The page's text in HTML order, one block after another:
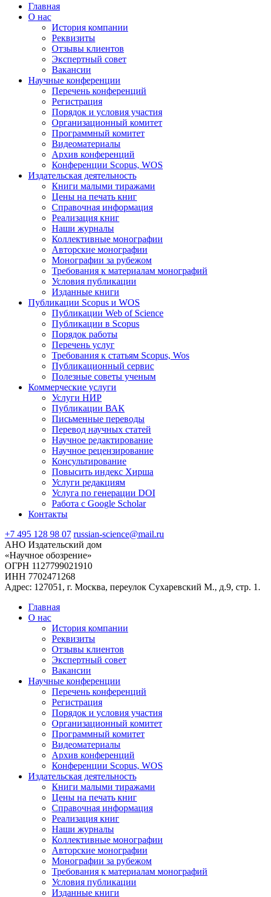
Главная
О нас
История компании
Реквизиты
Отзывы клиентов
Экспертный совет
Вакансии
Научные конференции
Перечень конференций
Регистрация
Порядок и условия участия
Организационный комитет
Программный комитет
Видеоматериалы
Архив конференций
Конференции Scopus, WOS
Издательская деятельность
Книги малыми тиражами
Цены на печать книг
Справочная информация
Реализация книг
Наши журналы
Коллективные монографии
Авторские монографии
Монографии за рубежом
Требования к материалам монографий
Условия публикации
Изданные книги
Публикации Scopus и WOS
Публикации Web of Science
Публикации в Scopus
Порядок работы
Перечень услуг
Требования к статьям Scopus, Wos
Публикационный сервис
Полезные советы ученым
Коммерческие услуги
Услуги НИР
Публикации ВАК
Письменные переводы
Перевод научных статей
Научное редактирование
Научное рецензирование
Консультирование
Повысить индекс Хирша
Услуги редакциям
Услуга по генерации DOI
Работа с Google Scholar
Контакты
+7 495 128 98 07 russian-science@mail.ru
АНО Издательский дом
«Научное обозрение»
ОГРН 1127799021910
ИНН 7702471268
Адрес: 127051, г. Москва, переулок Сухаревский М., д.9, стр. 1.
Главная
О нас
История компании
Реквизиты
Отзывы клиентов
Экспертный совет
Вакансии
Научные конференции
Перечень конференций
Регистрация
Порядок и условия участия
Организационный комитет
Программный комитет
Видеоматериалы
Архив конференций
Конференции Scopus, WOS
Издательская деятельность
Книги малыми тиражами
Цены на печать книг
Справочная информация
Реализация книг
Наши журналы
Коллективные монографии
Авторские монографии
Монографии за рубежом
Требования к материалам монографий
Условия публикации
Изданные книги